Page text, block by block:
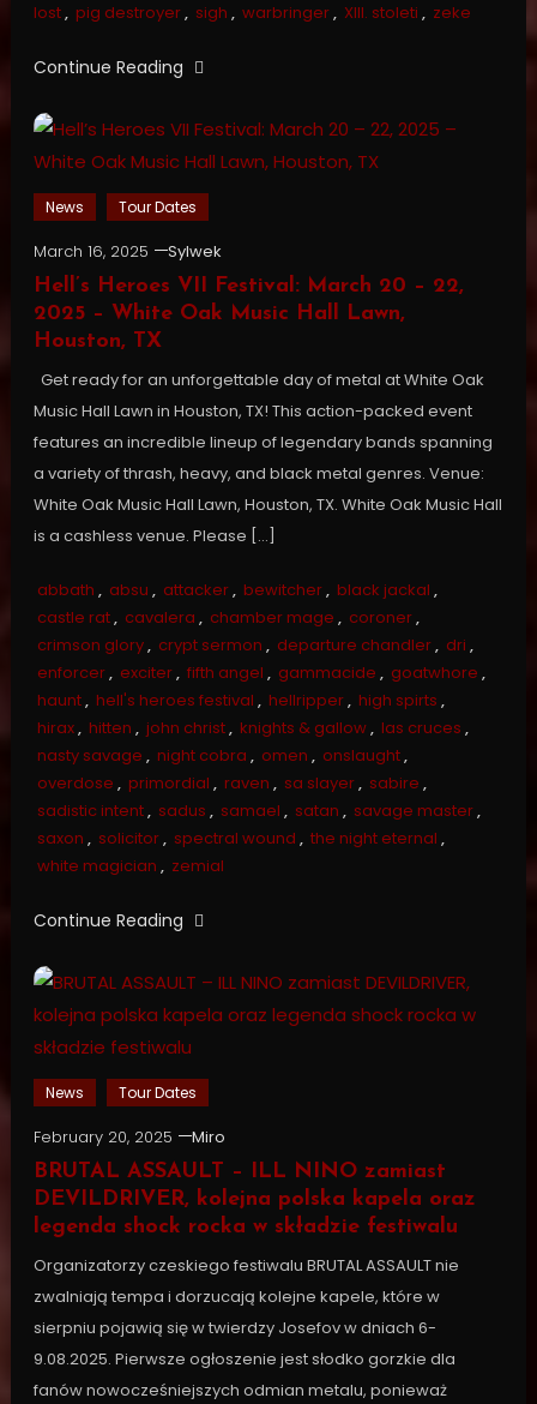
lost, pig destroyer, sigh , warbringer, XIII. stoleti , zeke
Continue Reading
News Tour Dates
March 16, 2025
Sylwek
Hell’s Heroes VII Festival: March 20 – 22,
2025 – White Oak Music Hall Lawn,
Houston, TX
Get ready for an unforgettable day of metal at White Oak
Music Hall Lawn in Houston, TX! This action-packed event
features an incredible lineup of legendary bands spanning
a variety of thrash, heavy, and black metal genres. Venue:
White Oak Music Hall Lawn, Houston, TX. White Oak Music Hall
is a cashless venue. Please […]
abbath , absu , attacker, bewitcher, black jackal ,
castle rat, cavalera , chamber mage , coroner,
crimson glory, crypt sermon , departure chandler, dri ,
enforcer, exciter, fifth angel , gammacide , goatwhore ,
haunt, hell's heroes festival , hellripper, high spirts ,
hirax, hitten , john christ, knights & gallow, las cruces ,
nasty savage , night cobra , omen , onslaught,
overdose , primordial , raven , sa slayer, sabire ,
sadistic intent, sadus , samael , satan , savage master,
saxon , solicitor, spectral wound , the night eternal ,
white magician , zemial
Continue Reading
News Tour Dates
February 20, 2025
Miro
BRUTAL ASSAULT – ILL NINO zamiast
DEVILDRIVER, kolejna polska kapela oraz
legenda shock rocka w składzie festiwalu
Organizatorzy czeskiego festiwalu BRUTAL ASSAULT nie
zwalniają tempa i dorzucają kolejne kapele, które w
sierpniu pojawią się w twierdzy Josefov w dniach 6-
9.08.2025. Pierwsze ogłoszenie jest słodko gorzkie dla
fanów nowocześniejszych odmian metalu, ponieważ